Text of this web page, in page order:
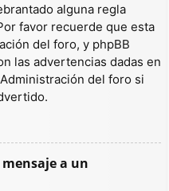
alguna regla
favor recuerde que esta
del foro, y phpBB
las advertencias dadas en
del foro si
a un